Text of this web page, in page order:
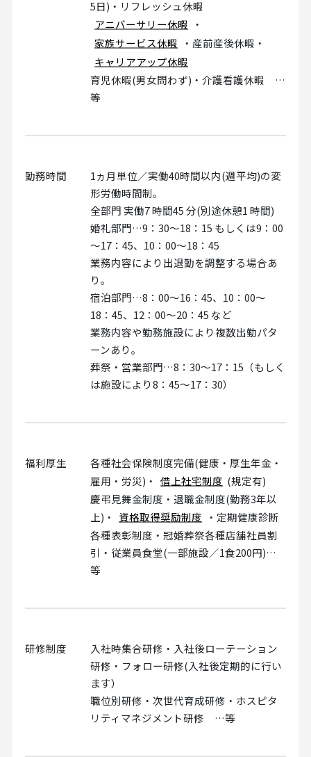
5日)・リフレッシュ休暇
アニバーサリー休暇
・
家族サービス休暇
・産前産後休暇・
キャリアアップ休暇
育児休暇(男女問わず)・介護看護休暇 …
等
勤務時間
1ヵ月単位／実働40時間以内(週平均)の変
形労働時間制。
全部門 実働7 時間45 分(別途休憩1 時間)
婚礼部門…9：30～18：15 もしくは9：00
～17：45、10：00～18：45
業務内容により出退勤を調整する場合あ
り。
宿泊部門…8：00～16：45、10：00～
18：45、12：00～20：45 など
業務内容や勤務施設により複数出勤パタ
ーンあり。
葬祭・営業部門…8：30～17：15（もしく
は施設により8：45～17：30）
福利厚生
各種社会保険制度完備(健康・厚生年金・
雇用・労災)・ 借上社宅制度 (規定有)
慶弔見舞金制度・退職金制度(勤務3年以
上)・
資格取得奨励制度 ・定期健康診断
各種表彰制度・冠婚葬祭各種店舗社員割
引・従業員食堂(一部施設／1食200円)…
等
研修制度
入社時集合研修・入社後ローテーション
研修・フォロー研修(入社後定期的に行い
ます）
職位別研修・次世代育成研修・ホスピタ
リティマネジメント研修 …等